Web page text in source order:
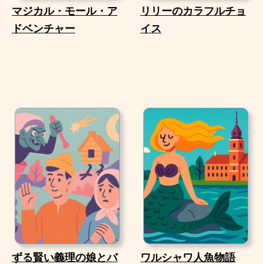
マジカル・モール・ア
ドベンチャー
リリーのカラフルチョ
イス
ずる賢い義理の娘とバ
ワルシャワ人魚物語